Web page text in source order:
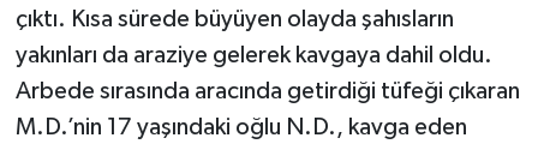
çıktı. Kısa sürede büyüyen olayda şahısların
yakınları da araziye gelerek kavgaya dahil oldu.
Arbede sırasında aracında getirdiği tüfeği çıkaran
M.D.’nin 17 yaşındaki oğlu N.D., kavga eden